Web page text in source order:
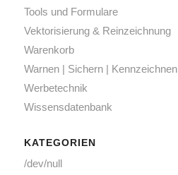
Tools und Formulare
Vektorisierung & Reinzeichnung
Warenkorb
Warnen | Sichern | Kennzeichnen
Werbetechnik
Wissensdatenbank
KATEGORIEN
/dev/null